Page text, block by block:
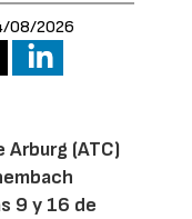
08/2026
(ATC)
9 y 16 de